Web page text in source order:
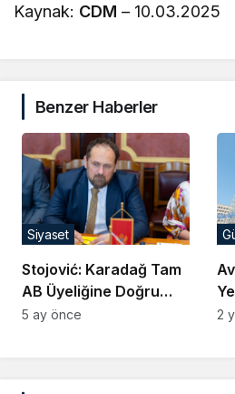
Kaynak: CDM – 10.03.2025
Benzer Haberler
Stojović: Karadağ Tam
AB Üyeliğine Doğru
İlerliyor, Kısayol Yok
Siyaset
5 ay önce 2